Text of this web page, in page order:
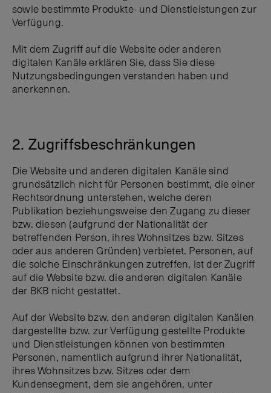
sowie bestimmte Produkte- und Dienstleistungen zur
Verfügung.
Mit dem Zugriff auf die Website oder anderen
digitalen Kanäle erklären Sie, dass Sie diese
Nutzungsbedingungen verstanden haben und
anerkennen.
2. Zugriffsbeschränkungen
Die Website und anderen digitalen Kanäle sind
grundsätzlich nicht für Personen bestimmt, die einer
Rechtsordnung unterstehen, welche deren
Publikation beziehungsweise den Zugang zu dieser
bzw. diesen (aufgrund der Nationalität der
betreffenden Person, ihres Wohnsitzes bzw. Sitzes
oder aus anderen Gründen) verbietet. Personen, auf
die solche Einschränkungen zutreffen, ist der Zugriff
auf die Website bzw. die anderen digitalen Kanäle
der BKB nicht gestattet.
Auf der Website bzw. den anderen digitalen Kanälen
dargestellte bzw. zur Verfügung gestellte Produkte
und Dienstleistungen können von bestimmten
Personen, namentlich aufgrund ihrer Nationalität,
ihres Wohnsitzes bzw. Sitzes oder dem
Kundensegment, dem sie angehören, unter